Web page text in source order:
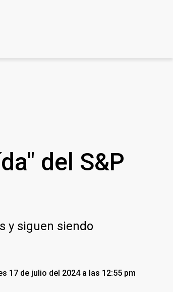
del S&P
y siguen siendo
17 de julio del 2024 a las 12:55 pm